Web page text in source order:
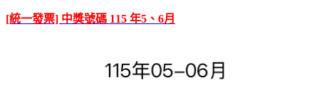
[統一發票] 中獎號碼 115 年5、6月